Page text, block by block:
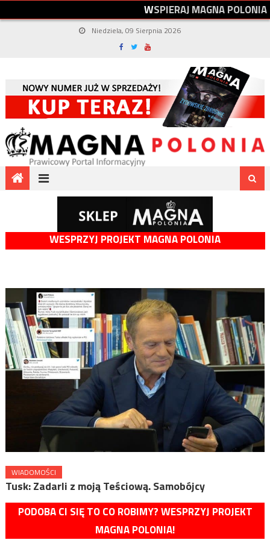
WSPIERAJMAGNAPOLONIA
Niedziela, 09 Sierpnia 2026
WESPRZYJ PROJEKT MAGNA POLONIA
WIADOMOŚCI
Tusk: Zadarli z moją Teściową. Samobójcy
PODOBA CI SIĘ TO CO ROBIMY? WESPRZYJ PROJEKT
MAGNA POLONIA!